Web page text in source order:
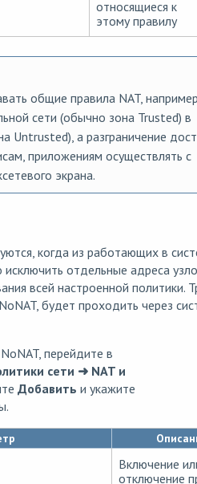
относящиеся к
этому правилу
общие правила NAT,
сети (обычно зона Trusted) в
Untrusted), а разграничение
приложениям осуществлять с
экрана.
когда из работающих в
отдельные адреса
всей настроенной политики.
будет проходить через
перейдите в
сети ➜ NAT и
Добавить и укажите
Включение
отключение